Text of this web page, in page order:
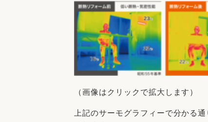
（画像はクリックで拡大します）
上記のサーモグラフィーで分かる